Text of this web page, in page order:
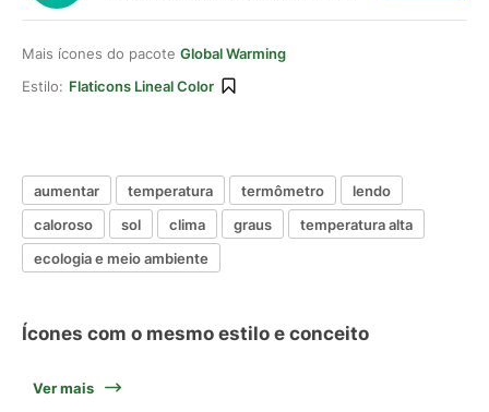
Mais ícones do pacote Global Warming
Estilo: Flaticons Lineal Color
aumentar temperatura termômetro
lendo
caloroso
sol clima graus
temperatura alta
ecologia e meio ambiente
Ícones com o mesmo estilo e conceito
Ver mais